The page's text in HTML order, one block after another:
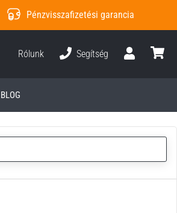
Pénzvisszafizetési garancia
Rólunk
Segítség
BLOG